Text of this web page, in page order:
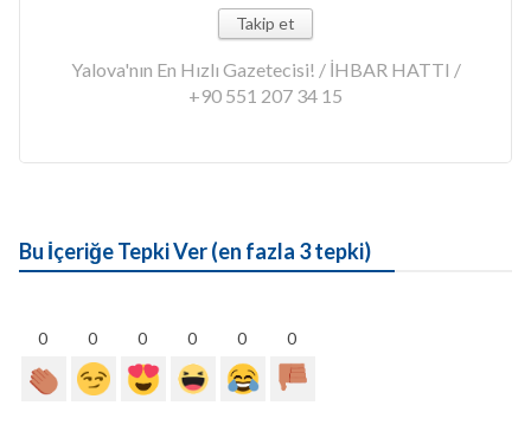
Takip et
Yalova'nın En Hızlı Gazetecisi! / İHBAR HATTI /
+90 551 207 34 15
Bu İçeriğe Tepki Ver (en fazla 3 tepki)
0 0 0 0 0 0